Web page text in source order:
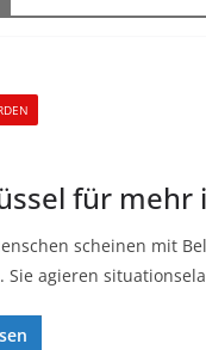
für mehr
scheinen mit
Sie agieren